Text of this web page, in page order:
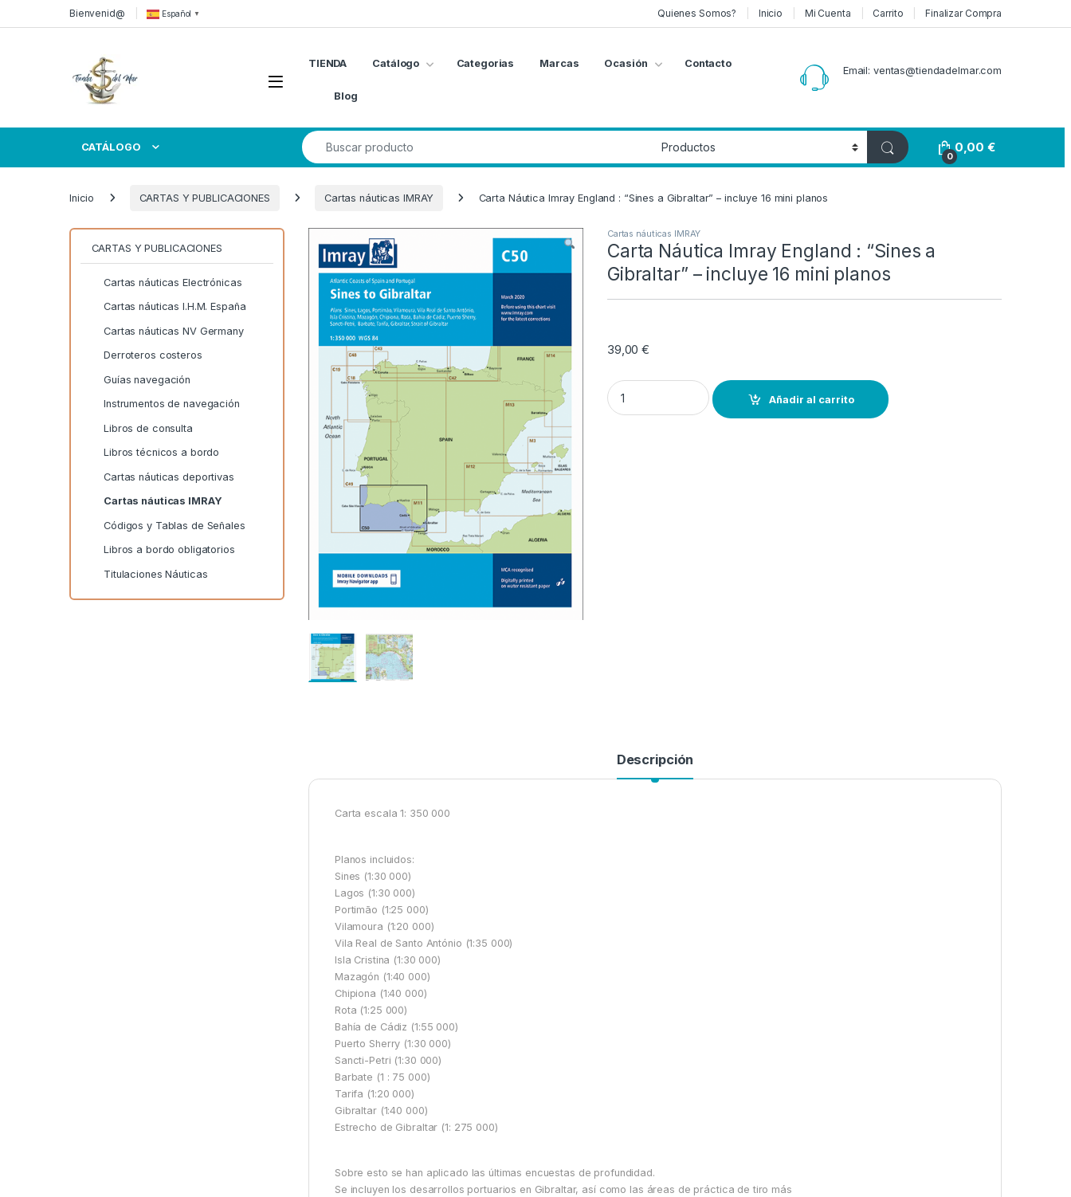
Skip to navigation
Skip to contentBienvenid@ Español ▼ Quienes Somos? Inicio Mi Cuenta Carrito Finalizar Compra
Open
TIENDA Catálogo Categorias Marcas Ocasión Contacto
Blog
Email: ventas@tiendadelmar.com
CATÁLOGO
Search for:
0
0,00€
Inicio CARTAS Y PUBLICACIONES Cartas náuticas IMRAY Carta Náutica Imray England : “Sines a Gibraltar” – incluye 16 mini planos
Cartas náuticas IMRAY
Carta Náutica Imray England : “Sines a
Gibraltar” – incluye 16 mini planos
39,00€
Carta Náutica Imray England : "Sines a Gibraltar" - incluye 16 mini planos quantity
Añadir al carrito
Descripción
Carta escala 1: 350 000
Planos incluidos:
Sines (1:30 000)
Lagos (1:30 000)
Portimão (1:25 000)
Vilamoura (1:20 000)
Vila Real de Santo António (1:35 000)
Isla Cristina (1:30 000)
Mazagón (1:40 000)
Chipiona (1:40 000)
Rota (1:25 000)
Bahía de Cádiz (1:55 000)
Puerto Sherry (1:30 000)
Sancti-Petri (1:30 000)
Barbate (1 : 75 000)
Tarifa (1:20 000)
Gibraltar (1:40 000)
Estrecho de Gibraltar (1: 275 000)
Sobre esto se han aplicado las últimas encuestas de profundidad.
Se incluyen los desarrollos portuarios en Gibraltar, así como las áreas de práctica de tiro más
CARTAS Y PUBLICACIONES
Cartas náuticas Electrónicas
Cartas náuticas I.H.M. España
Cartas náuticas NV Germany
Derroteros costeros
Guías navegación
Instrumentos de navegación
Libros de consulta
Libros técnicos a bordo
Cartas náuticas deportivas
Cartas náuticas IMRAY
Códigos y Tablas de Señales
Libros a bordo obligatorios
Titulaciones Náuticas